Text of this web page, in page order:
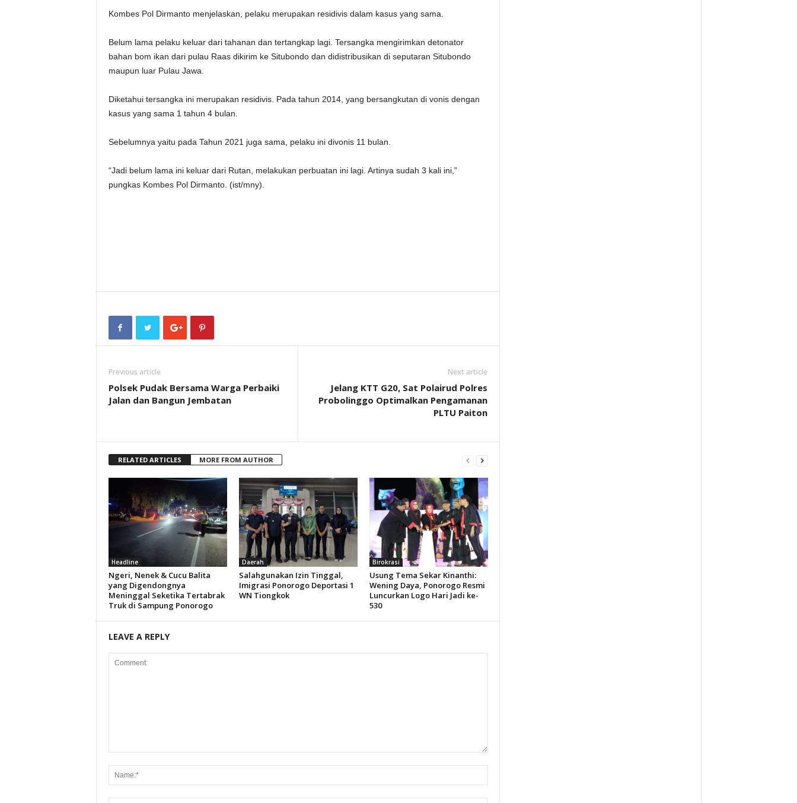
Kombes Pol Dirmanto menjelaskan, pelaku merupakan residivis dalam kasus yang sama.
Belum lama pelaku keluar dari tahanan dan tertangkap lagi. Tersangka mengirimkan detonator
bahan bom ikan dari pulau Raas dikirim ke Situbondo dan didistribusikan di seputaran Situbondo
maupun luar Pulau Jawa.
Diketahui tersangka ini merupakan residivis. Pada tahun 2014, yang bersangkutan di vonis dengan
kasus yang sama 1 tahun 4 bulan.
Sebelumnya yaitu pada Tahun 2021 juga sama, pelaku ini divonis 11 bulan.
“Jadi belum lama ini keluar dari Rutan, melakukan perbuatan ini lagi. Artinya sudah 3 kali ini,”
pungkas Kombes Pol Dirmanto. (ist/mny).
Previous article
Polsek Pudak Bersama Warga Perbaiki
Jalan dan Bangun Jembatan
Next article
Jelang KTT G20, Sat Polairud Polres
Probolinggo Optimalkan Pengamanan
PLTU Paiton
RELATED ARTICLES MORE FROM AUTHOR
Headline
Ngeri, Nenek & Cucu Balita
yang Digendongnya
Meninggal Seketika Tertabrak
Truk di Sampung Ponorogo
Daerah
Salahgunakan Izin Tinggal,
Imigrasi Ponorogo Deportasi 1
WN Tiongkok
Birokrasi
Usung Tema Sekar Kinanthi:
Wening Daya, Ponorogo Resmi
Luncurkan Logo Hari Jadi ke-
530
LEAVE A REPLY